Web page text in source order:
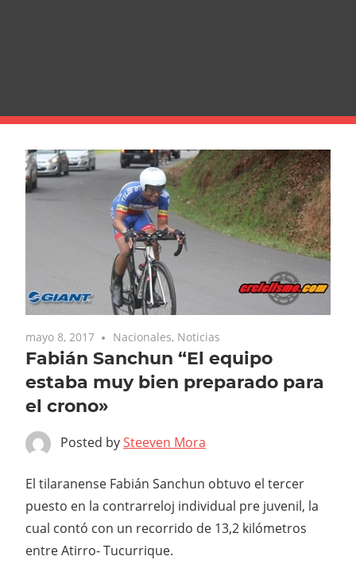
mayo 8, 2017 Nacionales, Noticias
Fabián Sanchun “El equipo
estaba muy bien preparado para
el crono»
Posted bySteeven Mora
El tilaranense Fabián Sanchun obtuvo el tercer
puesto en la contrarreloj individual pre juvenil, la
cual contó con un recorrido de 13,2 kilómetros
entre Atirro- Tucurrique.